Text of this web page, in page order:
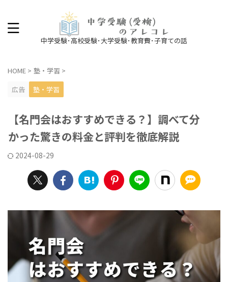
中学受験･高校受験･大学受験･教育費･子育ての話
HOME > 塾・学習 >
広告
塾・学習
【名門会はおすすめできる？】調べて分
かった驚きの料金と評判を徹底解説
2024-08-29